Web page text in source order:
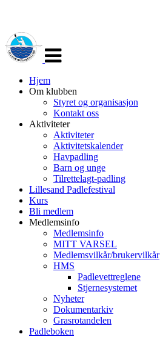
navigasjon
Hjem
Om klubben
Styret og organisasjon
Kontakt oss
Aktiviteter
Aktiviteter
Aktivitetskalender
Havpadling
Barn og unge
Tilrettelagt-padling
Lillesand Padlefestival
Kurs
Bli medlem
Medlemsinfo
Medlemsinfo
MITT VARSEL
Medlemsvilkår/brukervilkår
HMS
Padlevettreglene
Stjernesystemet
Nyheter
Dokumentarkiv
Grasrotandelen
Padleboken